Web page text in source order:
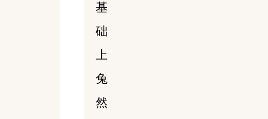
基
础
上
兔
然